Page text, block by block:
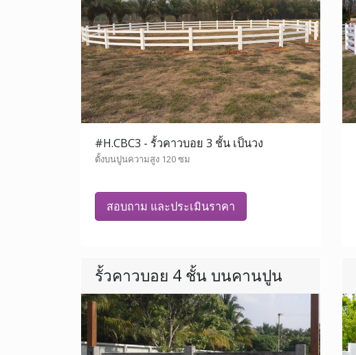
#H.CBC3 - รั้วคาวบอย 3 ชั้น เป็นวง
ตั้งบนปูนความสูง 120 ซม
สอบถาม และประเมินราคา
รั้วคาวบอย 4 ชั้น บนคานปูน